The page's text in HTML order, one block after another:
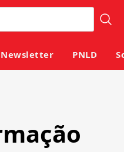
Newsletter PNLD